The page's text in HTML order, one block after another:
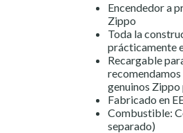
Encendedor a
Zippo
Toda la
prácticamente
Recargable
genuinos Zippo
Fabricado en
Combustible:
separado)